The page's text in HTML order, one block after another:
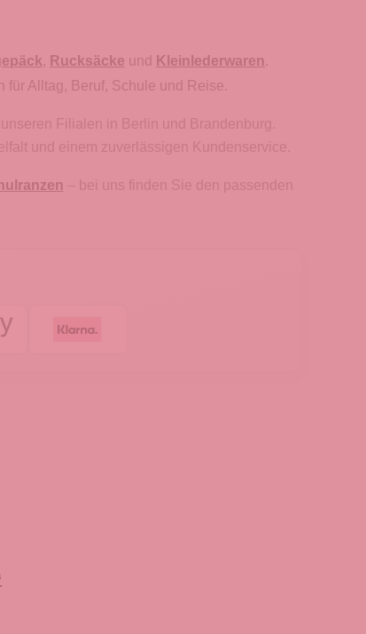
, Rucksäcke und Kleinlederwaren.
für Alltag, Beruf, Schule und Reise.
Filialen in Berlin und Brandenburg.
und einem zuverlässigen Kundenservice.
– bei uns finden Sie den passenden